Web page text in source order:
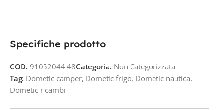
Specifiche prodotto
COD: 91052044 48Categoria: Non Categorizzata
Tag: Dometic camper, Dometic frigo, Dometic nautica,
Dometic ricambi